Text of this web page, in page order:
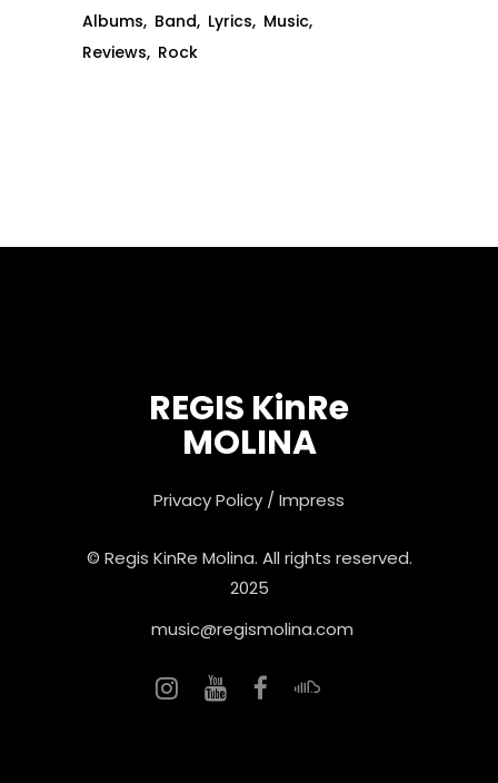
Albums Band Lyrics Music
Reviews Rock
REGIS KinRe
MOLINA
Privacy Policy / Impress
© Regis KinRe Molina. All rights reserved.
2025
music@regismolina.com